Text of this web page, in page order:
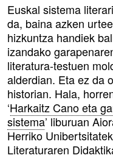
Euskal sistema
da, baina azken
hizkuntza handiek
izandako
literatura-testuen
alderdian. Eta ez da
historian. Hala,
‘Harkaitz Cano eta
sistema’ liburuan
Herriko
Literaturaren